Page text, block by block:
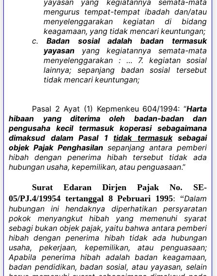
yayasan yang kegiatannya semata-mata
mengurus tempat-tempat ibadah dan/atau
menyelenggarakan kegiatan di bidang
keagamaan, yang tidak mencari keuntungan;
c. Badan sosial adalah badan termasuk
yayasan yang kegiatannya semata-mata
menyelenggarakan : … 7. kegiatan sosial
lainnya; sepanjang badan sosial tersebut
tidak mencari keuntungan;
Pasal 2 Ayat (1) Kepmenkeu 604/1994: “Harta
hibaan yang diterima oleh badan-badan dan
pengusaha kecil termasuk koperasi sebagaimana
dimaksud dalam Pasal 1tidak termasuksebagai
objek Pajak Penghasilan sepanjang antara pemberi
hibah dengan penerima hibah tersebut tidak ada
hubungan usaha, kepemilikan, atau penguasaan.”
Surat Edaran Dirjen Pajak No. SE-
05/PJ.4/19954 tertanggal 8 Pebruari 1995: “Dalam
hubungan ini hendaknya diperhatikan persyaratan
pokok menyangkut hibah yang memenuhi syarat
sebagi bukan objek pajak, yaitu bahwa antara pemberi
hibah dengan penerima hibah tidak ada hubungan
usaha, pekerjaan, kepemilikan, atau penguasaan;
Apabila penerima hibah adalah badan keagamaan,
badan pendidikan, badan sosial, atau yayasan, selain